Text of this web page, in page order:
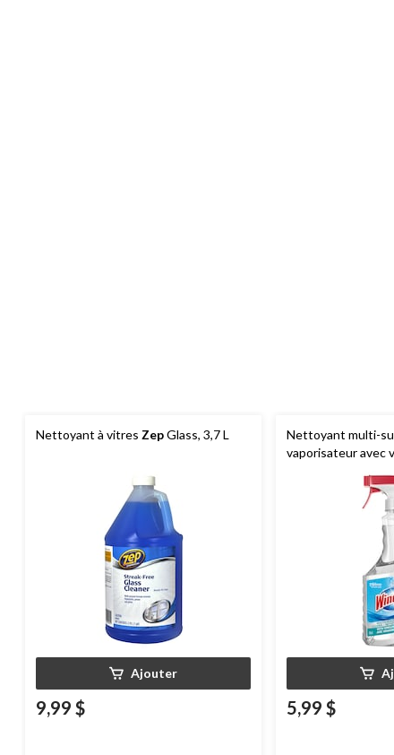
Nettoyant à vitres ZepGlass, 3,7 L
Ajouter
9,99 $
Nettoyant multi-
vaporisateur avec
5,99 $